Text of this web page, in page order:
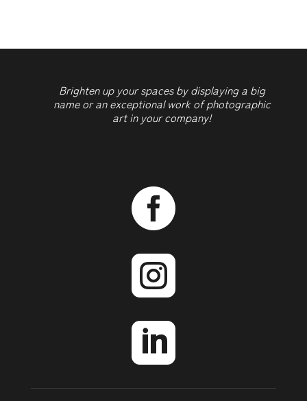
Brighten up your spaces by displaying a big
name or an exceptional work of photographic
art in your company!


